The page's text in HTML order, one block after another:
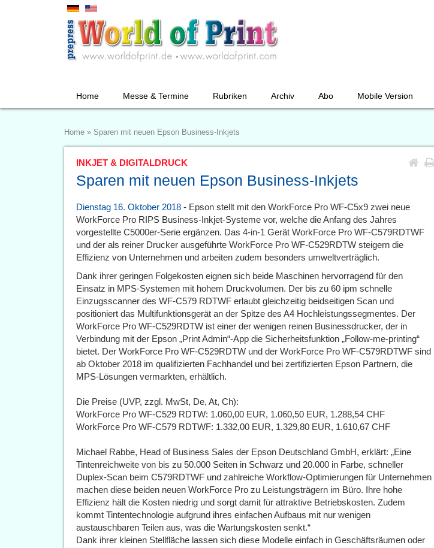
Home Messe & Termine Rubriken Archiv Abo Mobile Version
Home » Sparen mit neuen Epson Business-Inkjets
INKJET & DIGITALDRUCK
Sparen mit neuen Epson Business-Inkjets
Dienstag 16. Oktober 2018 - Epson stellt mit den WorkForce Pro WF-C5x9 zwei neue
WorkForce Pro RIPS Business-Inkjet-Systeme vor, welche die Anfang des Jahres
vorgestellte C5000er-Serie ergänzen. Das 4-in-1 Gerät WorkForce Pro WF-C579RDTWF
und der als reiner Drucker ausgeführte WorkForce Pro WF-C529RDTW steigern die
Effizienz von Unternehmen und arbeiten zudem besonders umweltverträglich.
Dank ihrer geringen Folgekosten eignen sich beide Maschinen hervorragend für den
Einsatz in MPS-Systemen mit hohem Druckvolumen. Der bis zu 60 ipm schnelle
Einzugsscanner des WF-C579 RDTWF erlaubt gleichzeitig beidseitigen Scan und
positioniert das Multifunktionsgerät an der Spitze des A4 Hochleistungssegmentes. Der
WorkForce Pro WF-C529RDTW ist einer der wenigen reinen Businessdrucker, der in
Verbindung mit der Epson „Print Admin“-App die Sicherheitsfunktion „Follow-me-printing“
bietet. Der WorkForce Pro WF-C529RDTW und der WorkForce Pro WF-C579RDTWF sind
ab Oktober 2018 im qualifizierten Fachhandel und bei zertifizierten Epson Partnern, die
MPS-Lösungen vermarkten, erhältlich.
Die Preise (UVP, zzgl. MwSt, De, At, Ch):
WorkForce Pro WF-C529 RDTW: 1.060,00 EUR, 1.060,50 EUR, 1.288,54 CHF
WorkForce Pro WF-C579 RDTWF: 1.332,00 EUR, 1.329,80 EUR, 1.610,67 CHF
Michael Rabbe, Head of Business Sales der Epson Deutschland GmbH, erklärt: „Eine
Tintenreichweite von bis zu 50.000 Seiten in Schwarz und 20.000 in Farbe, schneller
Duplex-Scan beim C579RDTWF und zahlreiche Workflow-Optimierungen für Unternehmen
machen diese beiden neuen WorkForce Pro zu Leistungsträgern im Büro. Ihre hohe
Effizienz hält die Kosten niedrig und sorgt damit für attraktive Betriebskosten. Zudem
kommt Tintentechnologie aufgrund ihres einfachen Aufbaus mit nur wenigen
austauschbaren Teilen aus, was die Wartungskosten senkt.“
Dank ihrer kleinen Stellfläche lassen sich diese Modelle einfach in Geschäftsräumen oder